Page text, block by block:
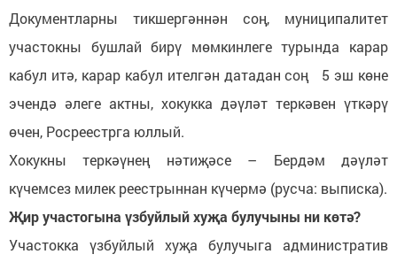
Документларны тикшергәннән соң, муниципалитет
участокны бушлай бирү мөмкинлеге турында карар
кабул итә, карар кабул ителгән датадан соң 5 эш көне
эчендә әлеге актны, хокукка дәүләт теркәвен үткәрү
өчен, Росреестрга юллый.
Хокукны теркәүнең нәтиҗәсе – Бердәм дәүләт
күчемсез милек реестрыннан күчермә (русча: выписка).
Җир участогына үзбуйлый хуҗа булучыны ни көтә?
Участокка үзбуйлый хуҗа булучыга административ